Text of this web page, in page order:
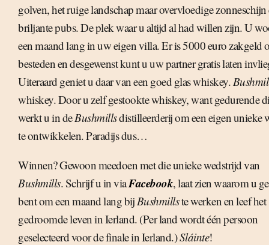
golven, het ruige landschap maar overvloedige zonneschijn
briljante pubs. De plek waar u altijd al had willen zijn. U
een maand lang in uw eigen villa. Er is 5000 euro zakgeld
besteden en desgewenst kunt u uw partner gratis laten
Uiteraard geniet u daar van een goed glas whiskey.
whiskey. Door u zelf gestookte whiskey, want gedurende
werkt u in deBushmillsdistilleerderij om een eigen unieke
te ontwikkelen. Paradijs dus…
Winnen? Gewoon meedoen met die unieke wedstrijd van
Bushmills. Schrijf u in viaFacebook, laat zien waarom u
bent om een maand lang bij Bushmillste werken en leef het
gedroomde leven in Ierland. (Per land wordt één persoon
geselecteerd voor de finale in Ierland.)Sláinte!